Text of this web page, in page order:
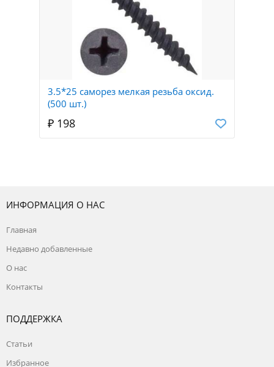
3.5*25 саморез мелкая резьба оксид.
(500 шт.)
₽ 198
ИНФОРМАЦИЯ О НАС
Главная
Недавно добавленные
О нас
Контакты
ПОДДЕРЖКА
Статьи
Избранное